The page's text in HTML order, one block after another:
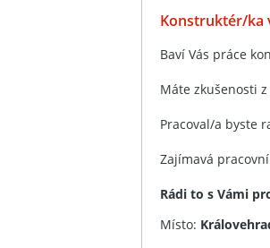
Konstruktér/ka
Baví Vás práce
Máte zkušenosti
Pracoval/a byste
Zajímavá
Rádi to s Vámi
Místo: